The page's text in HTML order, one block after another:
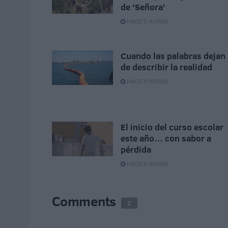
de 'Señora'
HACE 5 HORAS
Cuando las palabras dejan
de describir la realidad
HACE 5 HORAS
El inicio del curso escolar
este año… con sabor a
pérdida
HACE 6 HORAS
Comments 2